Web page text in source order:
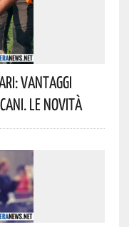
Vantaggi
Le Novità